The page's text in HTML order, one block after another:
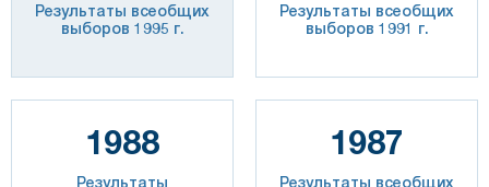
Результаты всеобщих
выборов 1995 г.
Результаты всеобщих
выборов 1991 г.
1988
Результаты
1987
Результаты всеобщих